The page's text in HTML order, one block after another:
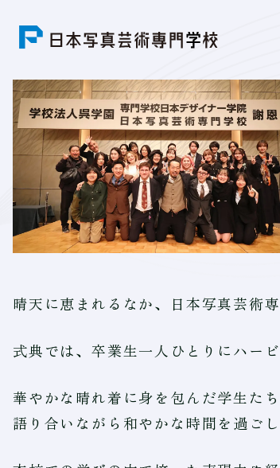
晴天に恵まれるなか、日本写真芸術
式典では、卒業生一人ひとりにハー
華やかな晴れ着に身を包んだ学生た
語り合いながら和やかな時間を過ごし